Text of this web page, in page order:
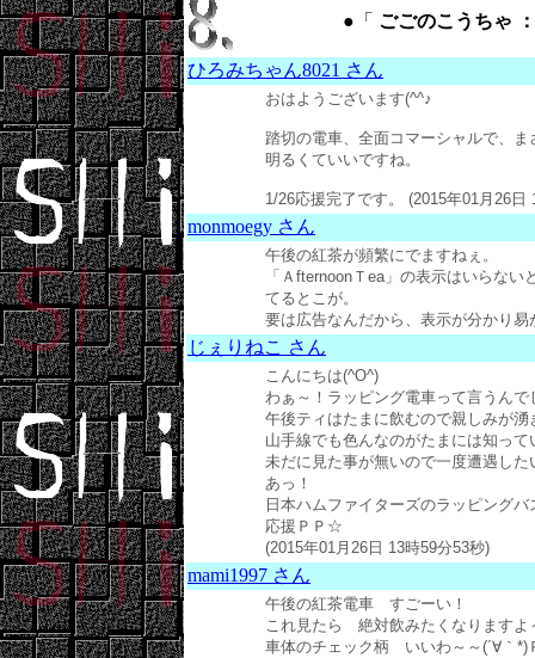
●「 ごごのこうちゃ
ひろみちゃん8021 さん
おはようございます(^^♪
踏切の電車、全面コマーシャルで、ま
明るくていいですね。
1/26応援完了です。 (2015年01月26日
monmoegy さん
午後の紅茶が頻繁にでますねぇ。
「ＡfternoonＴea」の表示はいらな
てるとこが。
要は広告なんだから、表示が分かり
じぇりねこ さん
こんにちは(^O^)
わぁ～！ラッピング電車って言うんで
午後ティはたまに飲むので親しみが湧
山手線でも色んなのがたまには知って
未だに見た事が無いので一度遭遇し
あっ！
日本ハムファイターズのラッピング
応援ＰＰ☆
(2015年01月26日 13時59分53秒)
mami1997 さん
午後の紅茶電車 すごーい！
これ見たら 絶対飲みたくなりますよ
車体のチェック柄 いいわ～～(´∀｀*)